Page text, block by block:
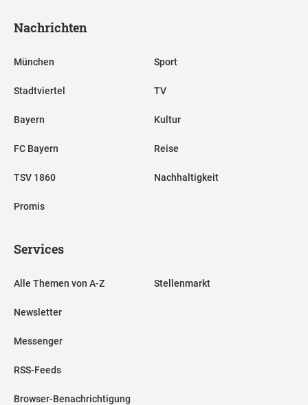
Nachrichten
München
Stadtviertel
Bayern
FC Bayern
TSV 1860
Promis
Sport
TV
Kultur
Reise
Nachhaltigkeit
Services
Alle Themen von A-Z
Newsletter
Messenger
RSS-Feeds
Browser-Benachrichtigung
Stellenmarkt